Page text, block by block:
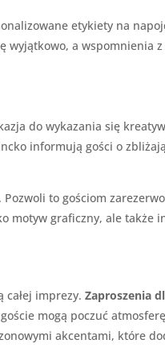
etykiety na
wyjątkowo, a wspomnienia
do wykazania się
informują gości o
to gościom
motyw graficzny, ale także
całej imprezy.Zaproszenia
mogą poczuć
akcentami, które